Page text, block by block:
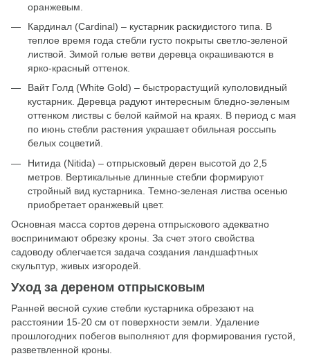
оранжевым.
Кардинал (Cardinal) – кустарник раскидистого типа. В
теплое время года стебли густо покрыты светло-зеленой
листвой. Зимой голые ветви деревца окрашиваются в
ярко-красный оттенок.
Вайт Голд (White Gold) – быстрорастущий куполовидный
кустарник. Деревца радуют интересным бледно-зеленым
оттенком листвы с белой каймой на краях. В период с мая
по июнь стебли растения украшает обильная россыпь
белых соцветий.
Нитида (Nitida) – отпрысковый дерен высотой до 2,5
метров. Вертикальные длинные стебли формируют
стройный вид кустарника. Темно-зеленая листва осенью
приобретает оранжевый цвет.
Основная масса сортов дерена отпрыскового адекватно
воспринимают обрезку кроны. За счет этого свойства
садоводу облегчается задача создания ландшафтных
скульптур, живых изгородей.
Уход за дереном отпрысковым
Ранней весной сухие стебли кустарника обрезают на
расстоянии 15-20 см от поверхности земли. Удаление
прошлогодних побегов выполняют для формирования густой,
разветвленной кроны.